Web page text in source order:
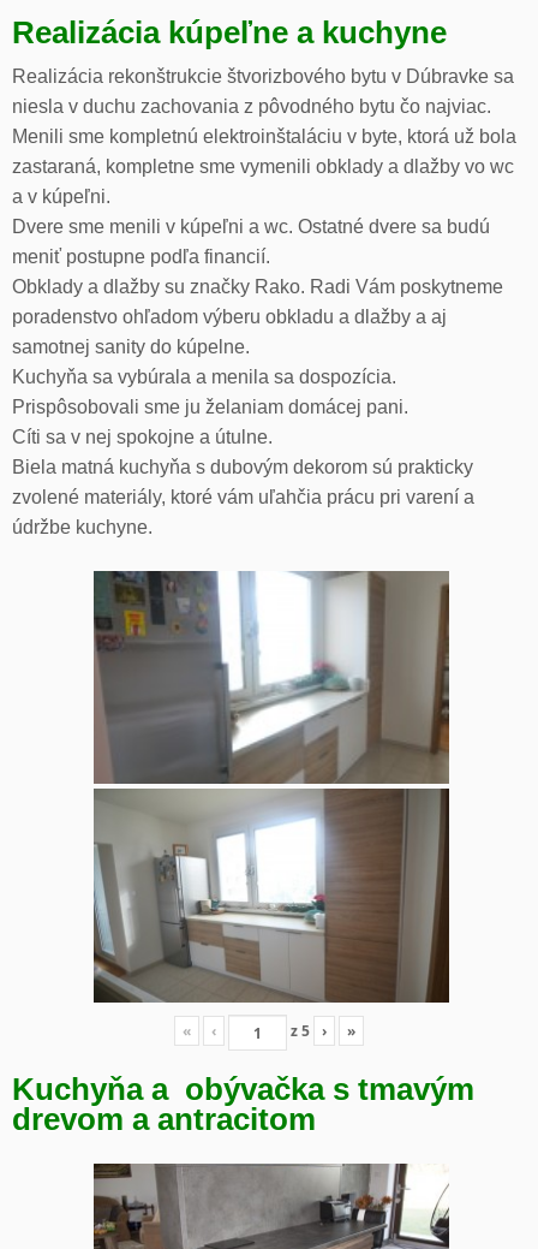
Realizácia kúpeľne a kuchyne
Realizácia rekonštrukcie štvorizbového bytu v Dúbravke sa
niesla v duchu zachovania z pôvodného bytu čo najviac.
Menili sme kompletnú elektroinštaláciu v byte, ktorá už bola
zastaraná, kompletne sme vymenili obklady a dlažby vo wc
a v kúpeľni.
Dvere sme menili v kúpeľni a wc. Ostatné dvere sa budú
meniť postupne podľa financií.
Obklady a dlažby su značky Rako. Radi Vám poskytneme
poradenstvo ohľadom výberu obkladu a dlažby a aj
samotnej sanity do kúpelne.
Kuchyňa sa vybúrala a menila sa dospozícia.
Prispôsobovali sme ju želaniam domácej pani.
Cíti sa v nej spokojne a útulne.
Biela matná kuchyňa s dubovým dekorom sú prakticky
zvolené materiály, ktoré vám uľahčia prácu pri varení a
údržbe kuchyne.
« ‹ z5 › »
Kuchyňa a obývačka s tmavým
drevom a antracitom